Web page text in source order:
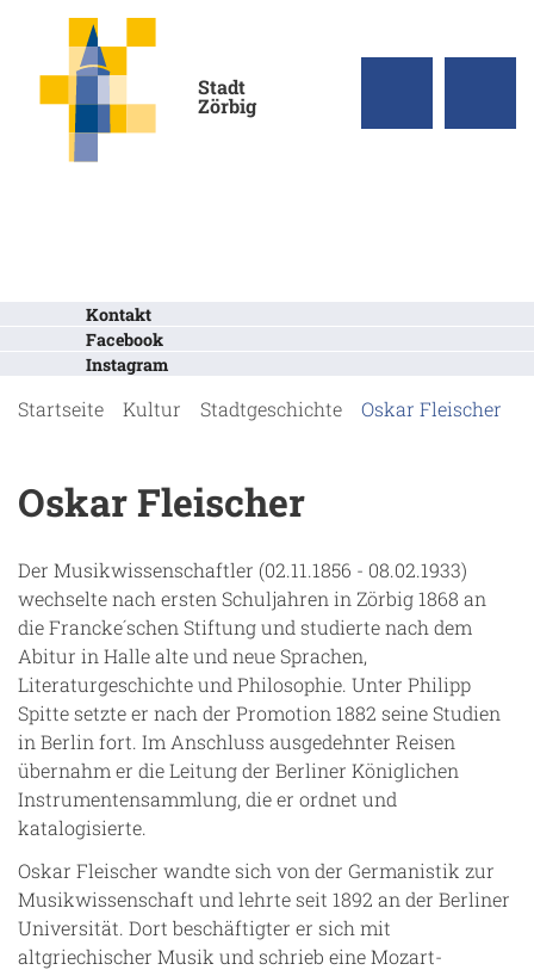
Stadt
Zörbig
Kontakt
Facebook
Instagram
Startseite Kultur Stadtgeschichte Oskar Fleischer
Oskar Fleischer
Der Musikwissenschaftler (02.11.1856 - 08.02.1933)
wechselte nach ersten Schuljahren in Zörbig 1868 an
die Francke´schen Stiftung und studierte nach dem
Abitur in Halle alte und neue Sprachen,
Literaturgeschichte und Philosophie. Unter Philipp
Spitte setzte er nach der Promotion 1882 seine Studien
in Berlin fort. Im Anschluss ausgedehnter Reisen
übernahm er die Leitung der Berliner Königlichen
Instrumentensammlung, die er ordnet und
katalogisierte.
Oskar Fleischer wandte sich von der Germanistik zur
Musikwissenschaft und lehrte seit 1892 an der Berliner
Universität. Dort beschäftigter er sich mit
altgriechischer Musik und schrieb eine Mozart-